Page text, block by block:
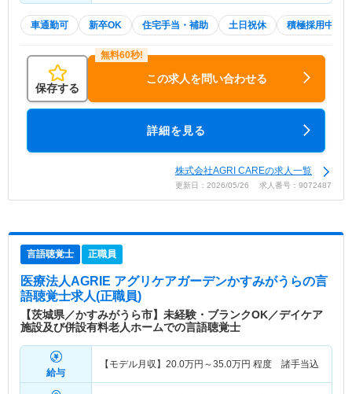
車通勤可 新卒OK 住宅手当・補助 土日祝休 積極採用中
保存する
この求人を問い合わせる
詳細を見る
株式会社AGRI CAREの求人一覧
更新日：2026/05/26 求人番号：9072487
言語聴覚士 正職員
医療法人AGRIE アグリケアガーデンかすみがうらの言
語聴覚士求人(正職員)
【茨城県／かすみがうら市】未経験・ブランクOK／デイケア
施設及び併設有料老人ホームでの言語聴覚士
給与
【モデル月収】 20.0万円～35.0万円 程度 諸手当込